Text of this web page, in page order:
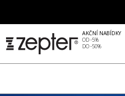
AKČNÍ NABÍDKY
OD -5%
DO -50%